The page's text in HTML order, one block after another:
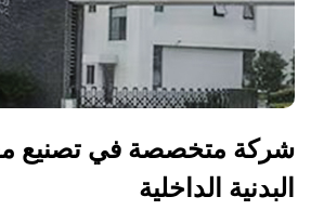
شركة متخصصة في تصنيع
البدنية الداخلية